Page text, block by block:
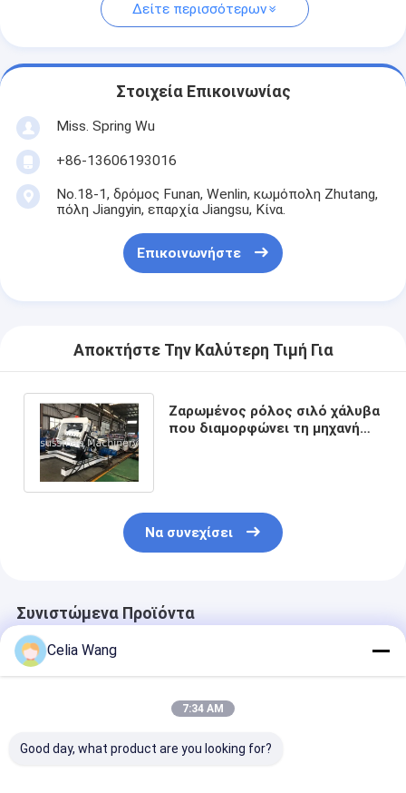
Δείτε περισσότερων
Στοιχεία Επικοινωνίας
Miss. Spring Wu
+86-13606193016
No.18-1, δρόμος Funan, Wenlin, κωμόπολη Zhutang,
πόλη Jiangyin, επαρχία Jiangsu, Κίνα.
Επικοινωνήστε
Αποκτήστε Την Καλύτερη Τιμή Για
Ζαρωμένος ρόλος σιλό χάλυβα
που διαμορφώνει τη μηχανή
Να συνεχίσει
Συνιστώμενα Προϊόντα
Celia Wang
7:34 AM
Good day, what product are you looking for?